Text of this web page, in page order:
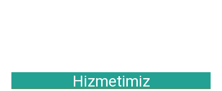
Hizmetimiz